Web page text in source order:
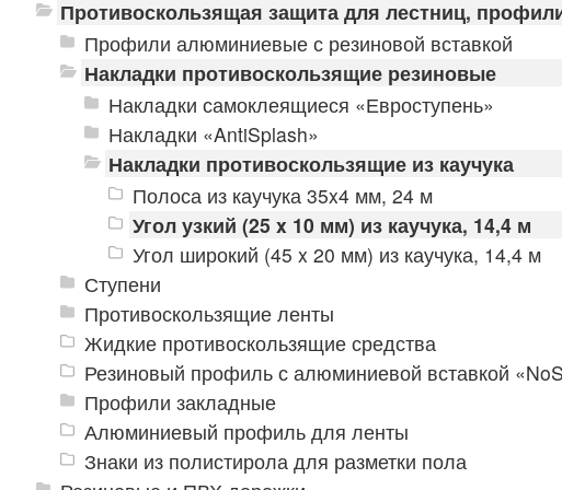
Противоскользящая защита для лестниц,
Профили алюминиевые с резиновой вставкой
Накладки противоскользящие резиновые
Накладки самоклеящиеся «Евроступень»
Накладки «AntiSplash»
Накладки противоскользящие из каучука
Полоса из каучука 35x4 мм, 24 м
Угол узкий (25 x 10 мм) из каучука, 14,4 м
Угол широкий (45 x 20 мм) из каучука, 14,4 м
Ступени
Противоскользящие ленты
Жидкие противоскользящие средства
Резиновый профиль с алюминиевой вставкой
Профили закладные
Алюминиевый профиль для ленты
Знаки из полистирола для разметки пола